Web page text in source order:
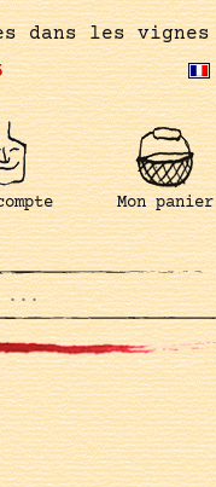
dans les vignes
Mon panier